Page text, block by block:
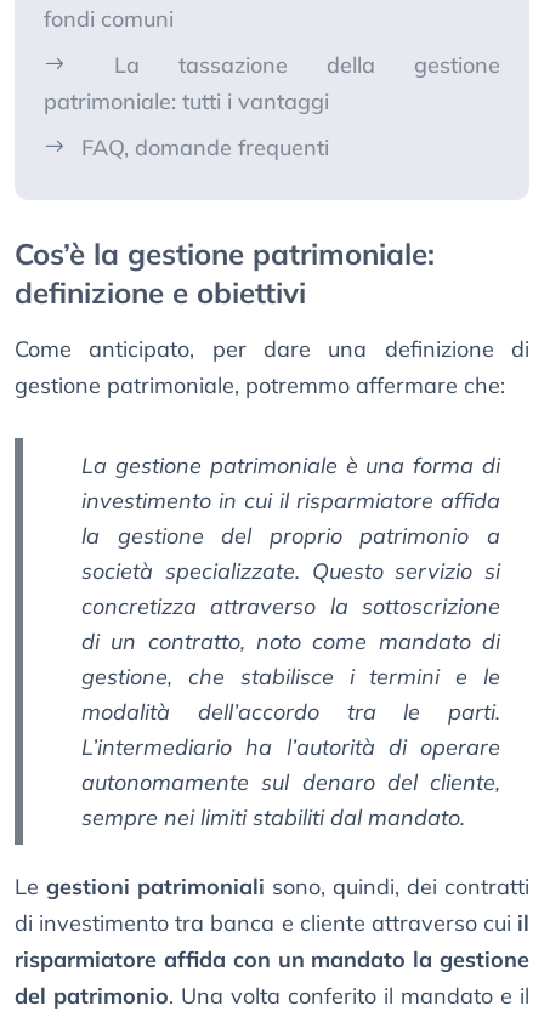
fondi comuni
La tassazione della gestione
patrimoniale: tutti i vantaggi
FAQ, domande frequenti
Cos’è la gestione patrimoniale:
definizione e obiettivi
Come anticipato, per dare una definizione di
gestione patrimoniale, potremmo affermare che:
La gestione patrimoniale è una forma di
investimento in cui il risparmiatore affida
la gestione del proprio patrimonio a
società specializzate. Questo servizio si
concretizza attraverso la sottoscrizione
di un contratto, noto come mandato di
gestione, che stabilisce i termini e le
modalità dell’accordo tra le parti.
L’intermediario ha l’autorità di operare
autonomamente sul denaro del cliente,
sempre nei limiti stabiliti dal mandato.
Le gestioni patrimoniali sono, quindi, dei contratti
di investimento tra banca e cliente attraverso cui il
risparmiatore affida con un mandato la gestione
del patrimonio. Una volta conferito il mandato e il